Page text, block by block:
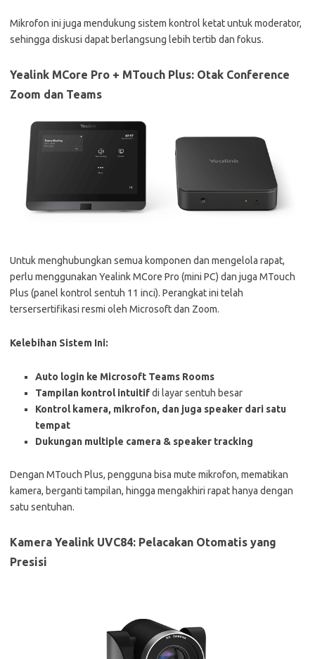
Mikrofon ini juga mendukung sistem kontrol ketat untuk moderator,
sehingga diskusi dapat berlangsung lebih tertib dan fokus.
Yealink MCore Pro + MTouch Plus: Otak Conference
Zoom dan Teams
Untuk menghubungkan semua komponen dan mengelola rapat,
perlu menggunakan Yealink MCore Pro (mini PC) dan juga MTouch
Plus (panel kontrol sentuh 11 inci). Perangkat ini telah
tersersertifikasi resmi oleh Microsoft dan Zoom.
Kelebihan Sistem Ini:
Auto login ke Microsoft Teams Rooms
Tampilan kontrol intuitifdi layar sentuh besar
Kontrol kamera, mikrofon, dan juga speaker dari satu
tempat
Dukungan multiple camera & speaker tracking
Dengan MTouch Plus, pengguna bisa mute mikrofon, mematikan
kamera, berganti tampilan, hingga mengakhiri rapat hanya dengan
satu sentuhan.
Kamera Yealink UVC84: Pelacakan Otomatis yang
Presisi